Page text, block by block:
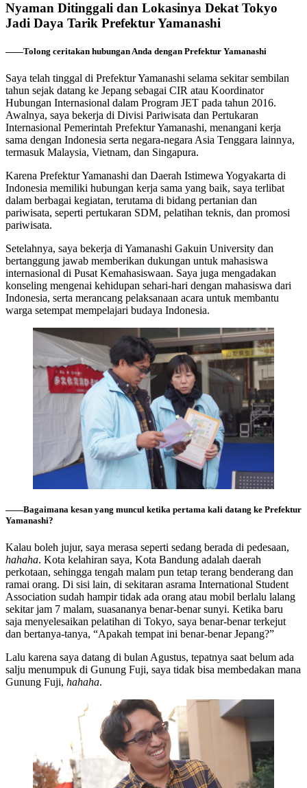
Nyaman Ditinggali dan Lokasinya Dekat Tokyo
Jadi Daya Tarik Prefektur Yamanashi
――Tolong ceritakan hubungan Anda dengan Prefektur Yamanashi
Saya telah tinggal di Prefektur Yamanashi selama sekitar sembilan
tahun sejak datang ke Jepang sebagai CIR atau Koordinator
Hubungan Internasional dalam Program JET pada tahun 2016.
Awalnya, saya bekerja di Divisi Pariwisata dan Pertukaran
Internasional Pemerintah Prefektur Yamanashi, menangani kerja
sama dengan Indonesia serta negara-negara Asia Tenggara lainnya,
termasuk Malaysia, Vietnam, dan Singapura.
Karena Prefektur Yamanashi dan Daerah Istimewa Yogyakarta di
Indonesia memiliki hubungan kerja sama yang baik, saya terlibat
dalam berbagai kegiatan, terutama di bidang pertanian dan
pariwisata, seperti pertukaran SDM, pelatihan teknis, dan promosi
pariwisata.
Setelahnya, saya bekerja di Yamanashi Gakuin University dan
bertanggung jawab memberikan dukungan untuk mahasiswa
internasional di Pusat Kemahasiswaan. Saya juga mengadakan
konseling mengenai kehidupan sehari-hari dengan mahasiswa dari
Indonesia, serta merancang pelaksanaan acara untuk membantu
warga setempat mempelajari budaya Indonesia.
――Bagaimana kesan yang muncul ketika pertama kali datang ke Prefektur
Yamanashi?
Kalau boleh jujur, saya merasa seperti sedang berada di pedesaan,
hahaha. Kota kelahiran saya, Kota Bandung adalah daerah
perkotaan, sehingga tengah malam pun tetap terang benderang dan
ramai orang. Di sisi lain, di sekitaran asrama International Student
Association sudah hampir tidak ada orang atau mobil berlalu lalang
sekitar jam 7 malam, suasananya benar-benar sunyi. Ketika baru
saja menyelesaikan pelatihan di Tokyo, saya benar-benar terkejut
dan bertanya-tanya, “Apakah tempat ini benar-benar Jepang?”
Lalu karena saya datang di bulan Agustus, tepatnya saat belum ada
salju menumpuk di Gunung Fuji, saya tidak bisa membedakan mana
Gunung Fuji, hahaha.